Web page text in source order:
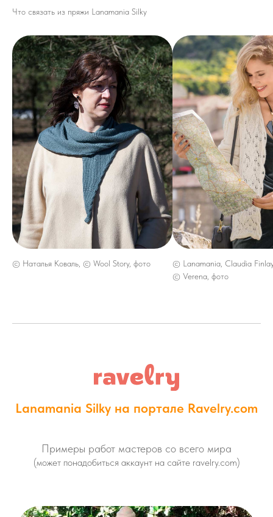
Что связать из пряжи Lanamania Silky
© Наталья Коваль, © Wool Story, фото
© Lanamania, Claudia
© Verena, фото
Lanamania Silky на портале Ravelry.com
Примеры работ мастеров со всего мира
(может понадобиться аккаунт на сайте ravelry.com)